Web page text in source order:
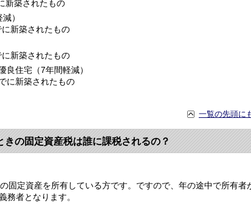
新築されたもの
）
新築されたもの
新築されたもの
良住宅（7年間軽減）
に新築されたもの
一覧の先頭に
の固定資産税は誰に課税されるの？
定資産を所有している方です。ですので、年の途中で所有者
務者となります。